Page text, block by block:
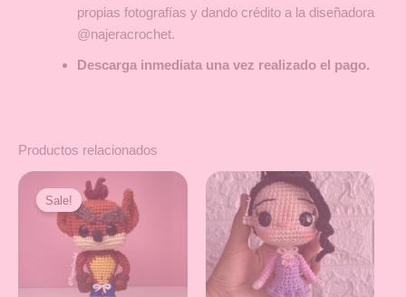
propias fotografías y dando crédito a la diseñadora
@najeracrochet.
Descarga inmediata una vez realizado el pago.
Productos relacionados
Sale!
Sale!
Original
price
was:
$240.00.
price
is:
$100.00.